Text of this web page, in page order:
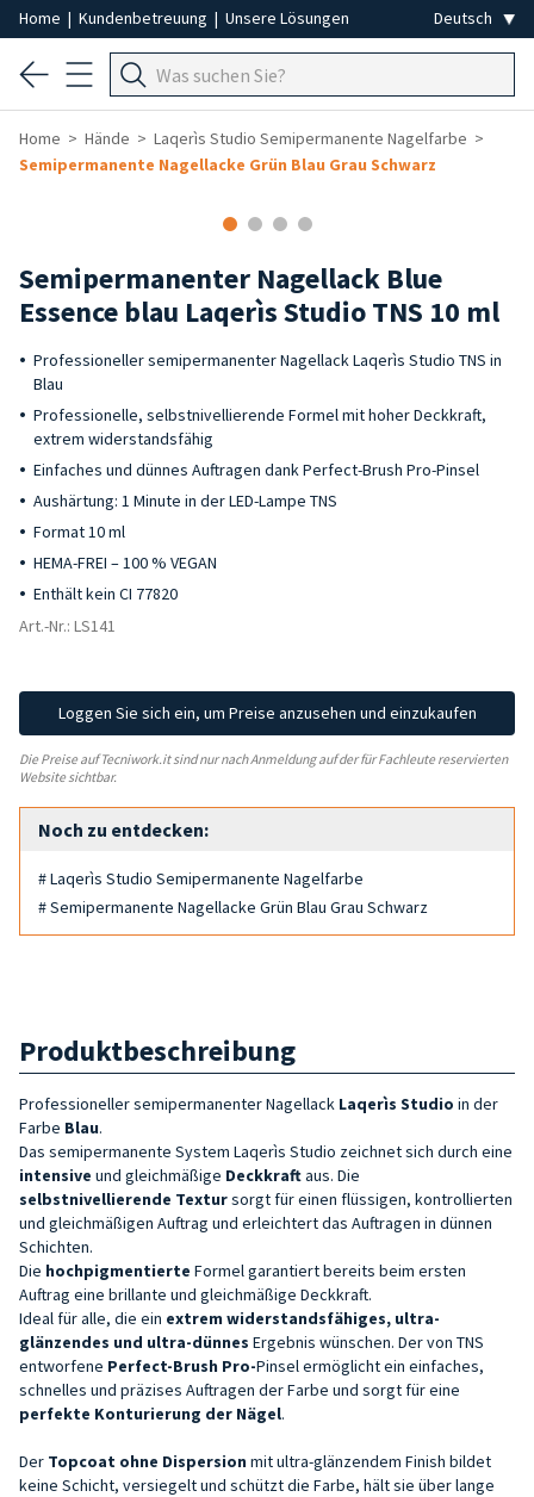
Home | Kundenbetreuung | Unsere Lösungen
Home Hände
Laqerìs Studio Semipermanente Nagelfarbe
Semipermanente Nagellacke Grün Blau Grau Schwarz
Semipermanenter Nagellack Blue
Essence blau Laqerìs Studio TNS 10 ml
Professioneller semipermanenter Nagellack Laqerìs Studio TNS in
Blau
Professionelle, selbstnivellierende Formel mit hoher Deckkraft,
extrem widerstandsfähig
Einfaches und dünnes Auftragen dank Perfect-Brush Pro-Pinsel
Aushärtung: 1 Minute in der LED-Lampe TNS
Format 10 ml
HEMA-FREI – 100 % VEGAN
Enthält kein CI 77820
Art.-Nr.: LS141
Loggen Sie sich ein, um Preise anzusehen und einzukaufen
Die Preise auf Tecniwork.it sind nur nach Anmeldung auf der für Fachleute reservierten
Website sichtbar.
Noch zu entdecken:
# Laqerìs Studio Semipermanente Nagelfarbe
# Semipermanente Nagellacke Grün Blau Grau Schwarz
Produktbeschreibung
Professioneller semipermanenter Nagellack Laqerìs Studio in der
Farbe Blau.
Das semipermanente System Laqerìs Studio zeichnet sich durch eine
intensive und gleichmäßige Deckkraftaus. Die
selbstnivellierende Textursorgt für einen flüssigen, kontrollierten
und gleichmäßigen Auftrag und erleichtert das Auftragen in dünnen
Schichten.
Die hochpigmentierte Formel garantiert bereits beim ersten
Auftrag eine brillante und gleichmäßige Deckkraft.
Ideal für alle, die ein extrem widerstandsfähiges, ultra-
glänzendes und ultra-dünnes Ergebnis wünschen. Der von TNS
entworfene Perfect-Brush Pro-Pinsel ermöglicht ein einfaches,
schnelles und präzises Auftragen der Farbe und sorgt für eine
perfekte Konturierung der Nägel.
Der Topcoat ohne Dispersion mit ultra-glänzendem Finish bildet
keine Schicht, versiegelt und schützt die Farbe, hält sie über lange